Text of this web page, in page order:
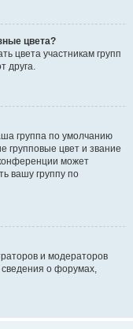
цвета?
цвета участникам групп
друга.
группа по умолчанию
групповые цвет и звание
может
вашу группу по
и модераторов
о форумах,